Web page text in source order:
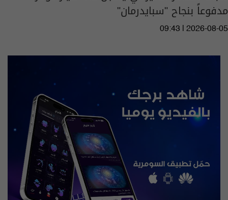
مدفوعاً بنجاح "سبايدرمان"
09:43 | 2026-08-05